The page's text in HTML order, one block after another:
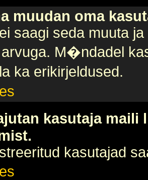
muudan oma
saagi seda muuta
M�ndadel
ka erikirjeldused.
kasutaja
kasutajad